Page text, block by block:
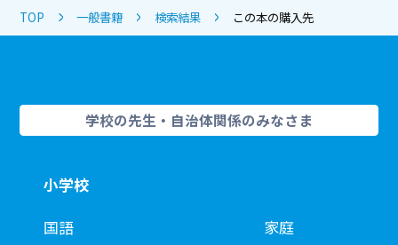
TOP 一般書籍 検索結果 この本の購入先
学校の先生・自治体関係のみなさま
小学校
国語
家庭